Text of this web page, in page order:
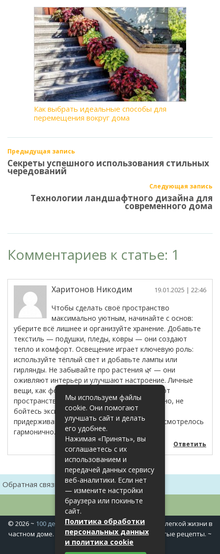
Как выбрать идеальные способы для
перемещения вокруг дома
Предыдущая запись
Секреты успешного использования стильных
чередований
Следующая запись
Технологии ландшафтного дизайна для
современного дома
Комментариев к статье: 1
Харитонов Никодим 19.01.2025 | 22:46
Чтобы сделать своё пространство
максимально уютным, начинайте с основ:
уберите всё лишнее и организуйте хранение. Добавьте
текстиль — подушки, пледы, ковры — они создают
тепло и комфорт. Освещение играет ключевую роль:
используйте тёплый свет и добавьте лампы или
гирлянды. Не забывайте про растения 🌿 — они
оживляют интерьер и улучшают настроение. Личные
вещи, как фотографии или сувениры, придают
пространству индивидуальность. Ну и конечно, не
бойтесь экспериментировать с декором, но
придерживайтесь общего стиля, чтобы всё смотрелось
гармонично. 😌✨
Ответить
Обратная связь Карта сайта
© 2026~ 100 дел в доме~ Полезные хитрости для легкой жизни в
частном доме. Сад, огород, дела домашние, простые рецепты. ~
Политика конфиденциальности
Мы используем файлы
cookie. Они помогают
улучшать сайт и делать
его удобнее.
Нажимая «Принять», вы
соглашаетесь с их
использованием и
передачей данных сервису
веб-аналитики. Если нет
— измените настройки
браузера или покиньте
сайт.
Политика обработки
персональных данных
и политика cookie